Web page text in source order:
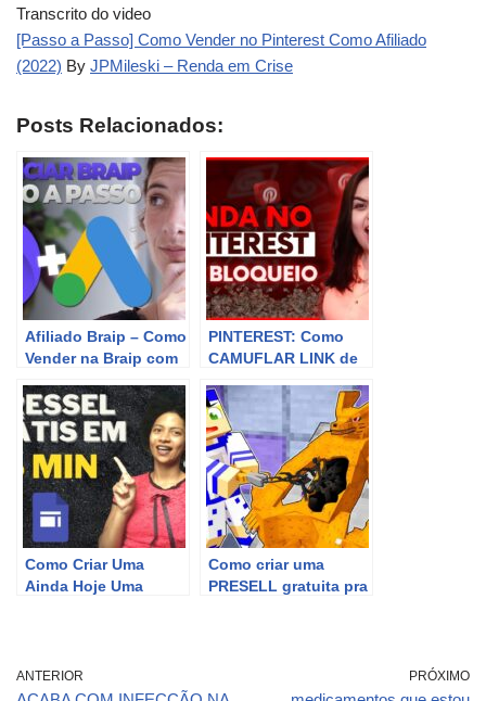
Transcrito do video
[Passo a Passo] Como Vender no Pinterest Como Afiliado
(2022) By JPMileski – Renda em Crise
Posts Relacionados:
Afiliado Braip – Como
Vender na Braip com
Instalar o Pixel
Google Ads para
Afiliado
PINTEREST: Como
CAMUFLAR LINK de
GRATUITA no Canva
Como Criar Uma
Ainda Hoje Uma
(Passo a Passo
Completo)
Como criar uma
PRESELL gratuita pra
ANTERIOR PRÓXIMO